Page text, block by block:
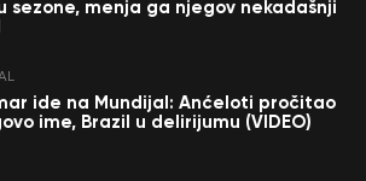
sezone, menja ga njegov nekadašnji
ide na Mundijal: Anćeloti pročitao
ime, Brazil u delirijumu (VIDEO)